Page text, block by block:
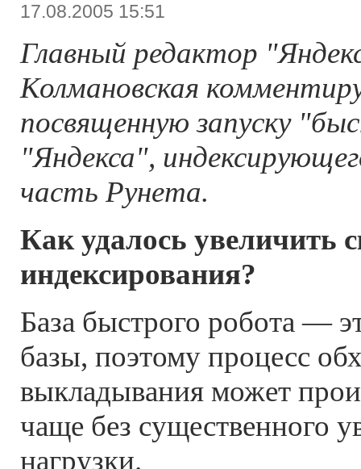
17.08.2005 15:51
Главный редактор
Колмановская
посвященную запуску
"Яндекса",
часть Рунета.
Как удалось увеличить
индексирования?
База быстрого робота —
базы, поэтому процесс
выкладывания может
чаще без существенного
нагрузки.